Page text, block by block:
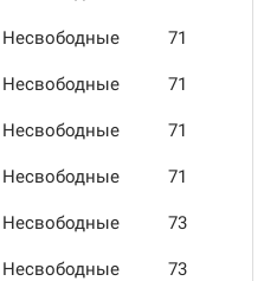
Несвободные 71
Несвободные 71
Несвободные 71
Несвободные 71
Несвободные 73
Несвободные 73